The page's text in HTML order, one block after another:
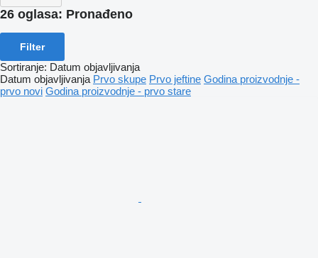
26 oglasa: Pronađeno
Filter
Sortiranje: Datum objavljivanja
Datum objavljivanja Prvo skupe Prvo jeftine Godina proizvodnje -
prvo novi Godina proizvodnje - prvo stare